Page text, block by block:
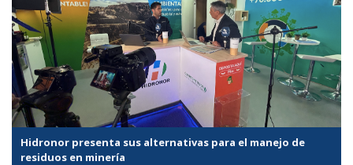
Hidronor presenta sus alternativas para el manejo de
residuos en minería